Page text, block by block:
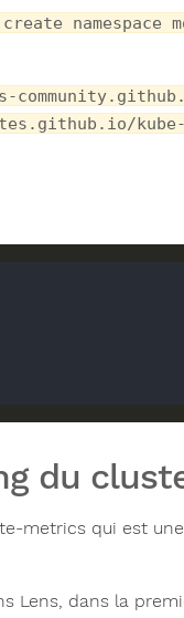
namespace
du
metrics qui est
Lens, dans la